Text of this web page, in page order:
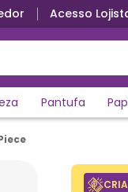
Acesso
Pantufa